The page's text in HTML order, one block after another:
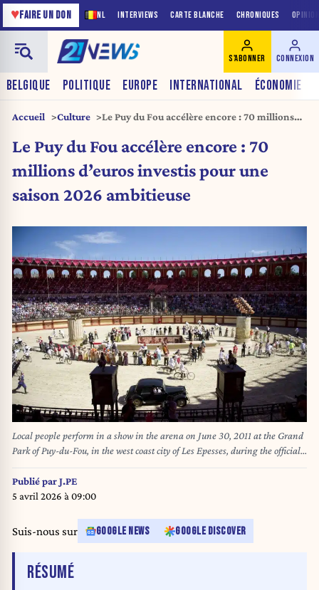
NL INTERVIEWS CARTE BLANCHE CHRONIQUES
♥FAIRE UN DON
BELGIQUE POLITIQUE EUROPE INTERNATIONAL ÉCONOMIE
S'ABONNER CONNEXION
Accueil Culture
Le Puy du Fou accélère encore : 70 millions
ambitieuse
Le Puy du Fou accélère encore : 70
millions d’euros investis pour une
saison 2026 ambitieuse
Local people perform in a show in the arena on June 30, 2011 at the Grand
Park of Puy-du-Fou, in the west coast city of Les Epesses, during the official
presentation of the 22 teams and 198 riders taking part in the 2011 Tour de
France cycling race, which will start in two days. Running from July 2 to
July 24, 2011, the 98th Tour de France cycling race will be made up of 21
LIONEL BONAVENTURE LIONEL BONAVENTURE / AFP
Publié parJ.PE
5 avril 2026 à 09:00
Suis-nous sur GOOGLE NEWS GOOGLE DISCOVER
RÉSUMÉDE L'ARTICLE